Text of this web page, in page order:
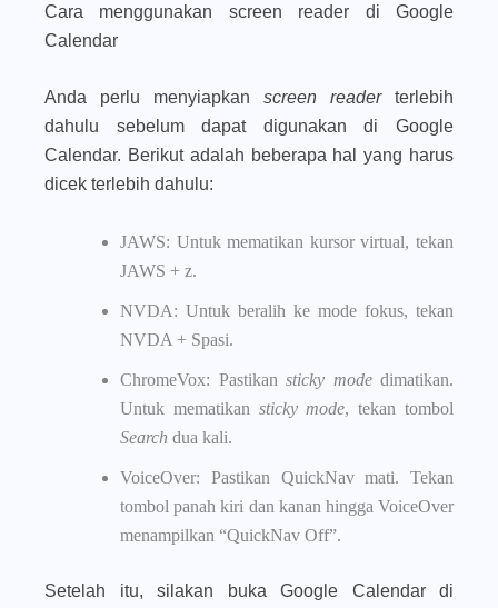
Cara menggunakan screen reader di Google
Calendar
Anda perlu menyiapkan screen reader terlebih
dahulu sebelum dapat digunakan di Google
Calendar. Berikut adalah beberapa hal yang harus
dicek terlebih dahulu:
JAWS: Untuk mematikan kursor virtual, tekan
JAWS + z.
NVDA: Untuk beralih ke mode fokus, tekan
NVDA + Spasi.
ChromeVox: Pastikan sticky modedimatikan.
Untuk mematikan sticky mode, tekan tombol
Search dua kali.
VoiceOver: Pastikan QuickNav mati. Tekan
tombol panah kiri dan kanan hingga VoiceOver
menampilkan “QuickNav Off”.
Setelah itu, silakan buka Google Calendar di